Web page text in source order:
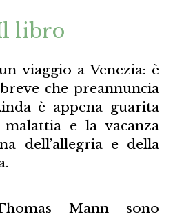
libro
viaggio a Venezia: è
che preannuncia
è appena guarita
e la vacanza
dell’allegria e della
Mann sono